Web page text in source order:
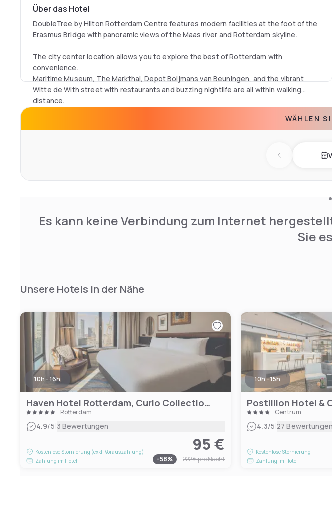
Über das Hotel
DoubleTree by Hilton Rotterdam Centre features modern facilities at the foot of the
Erasmus Bridge with panoramic views of the Maas river and Rotterdam skyline.
The city center location allows you to explore the best of Rotterdam with
convenience.
Maritime Museum, The Markthal, Depot Boijmans van Beuningen, and the vibrant
Witte de With street with restaurants and buzzing nightlife are all within walking
distance.
WÄHLEN
Previous day
Es kann keine Verbindung zum Internet
Sie
Unsere Hotels in der Nähe
10h - 16h
Haven Hotel Rotterdam, Curio Collection by Hilton
Rotterdam
4.9/5|3 Bewertungen
Kostenlose Stornierung (exkl. Vorauszahlung)
Zahlung im Hotel
95 €
-58% 222 €pro Nacht
10h - 15h
Centrum
4.3/5|27 Bewertungen
Kostenlose Stornierung
Zahlung im Hotel